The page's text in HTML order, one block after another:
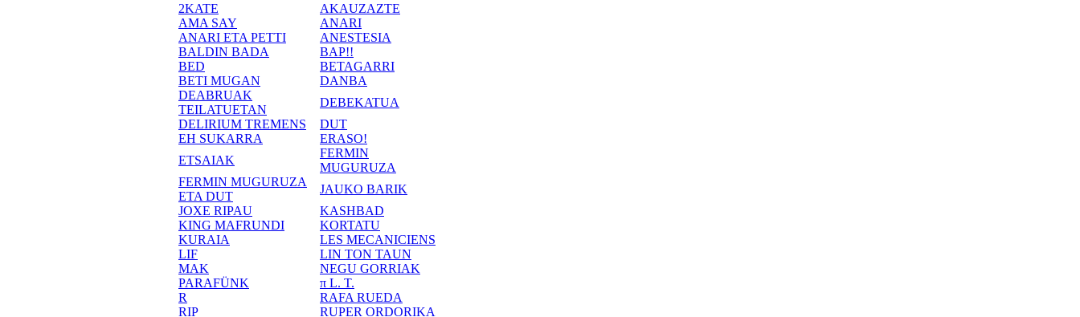
2KATE
AKAUZAZTE
AMA SAY
ANARI
ANARI ETA PETTI
ANESTESIA
BALDIN BADA
BAP!!
BED
BETAGARRI
BETI MUGAN
DANBA
DEABRUAK
TEILATUETAN
DEBEKATUA
DELIRIUM TREMENS
DUT
EH SUKARRA
ERASO!
ETSAIAK
FERMIN
MUGURUZA
FERMIN MUGURUZA
ETA DUT
JAUKO BARIK
JOXE RIPAU
KASHBAD
KING MAFRUNDI
KORTATU
KURAIA
LES MECANICIENS
LIF
LIN TON TAUN
MAK
NEGU GORRIAK
PARAFÜNK
π L. T.
R
RAFA RUEDA
RIP
RUPER ORDORIKA